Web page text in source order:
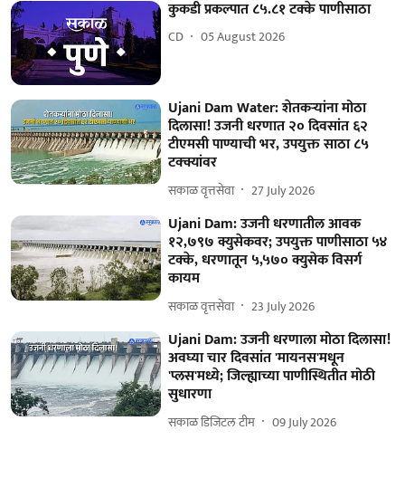
कुकडी प्रकल्पात ८५.८१ टक्के पाणीसाठा
CD 05 August 2026
Ujani Dam Water: शेतकऱ्यांना मोठा
दिलासा! उजनी धरणात २० दिवसांत ६२
टीएमसी पाण्याची भर, उपयुक्त साठा ८५
टक्क्यांवर
सकाळ वृत्तसेवा 27 July 2026
Ujani Dam: उजनी धरणातील आवक
१२,७९७ क्युसेकवर; उपयुक्त पाणीसाठा ५४
टक्के, धरणातून ५,५७० क्युसेक विसर्ग
कायम
सकाळ वृत्तसेवा 23 July 2026
Ujani Dam: उजनी धरणाला मोठा दिलासा!
अवघ्या चार दिवसांत 'मायनस'मधून
'प्लस'मध्ये; जिल्ह्याच्या पाणीस्थितीत मोठी
सुधारणा
सकाळ डिजिटल टीम 09 July 2026